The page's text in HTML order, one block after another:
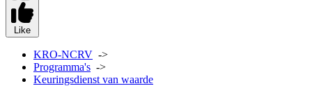
Like
KRO-NCRV ->
Programma's ->
Keuringsdienst van waarde